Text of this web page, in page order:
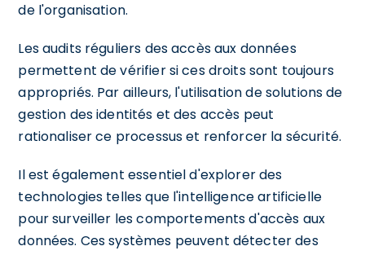
de l'organisation.
Les audits réguliers des accès aux données
permettent de vérifier si ces droits sont toujours
appropriés. Par ailleurs, l'utilisation de solutions de
gestion des identités et des accès peut
rationaliser ce processus et renforcer la sécurité.
Il est également essentiel d'explorer des
technologies telles que l'intelligence artificielle
pour surveiller les comportements d'accès aux
données. Ces systèmes peuvent détecter des